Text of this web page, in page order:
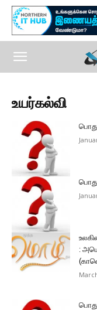
உயர்கல்வி
: